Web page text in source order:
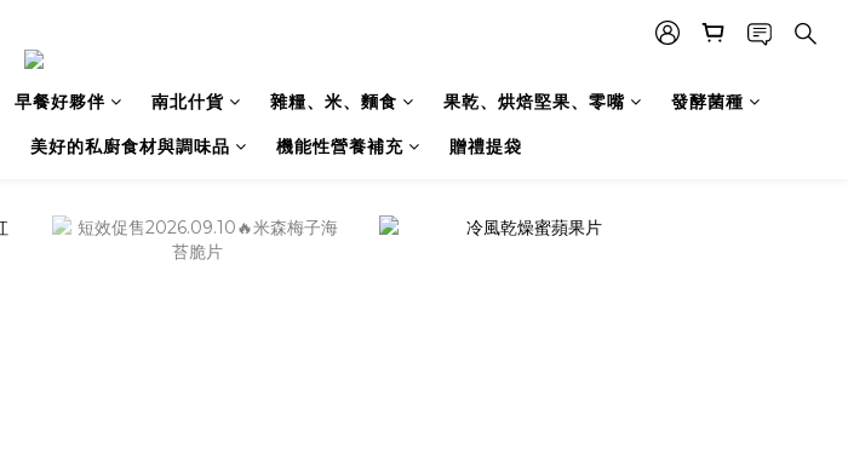
早餐好夥伴 南北什貨 雜糧、米、麵食 果乾、烘焙堅果、零嘴 發酵菌種
美好的私廚食材與調味品 機能性營養補充 贈禮提袋